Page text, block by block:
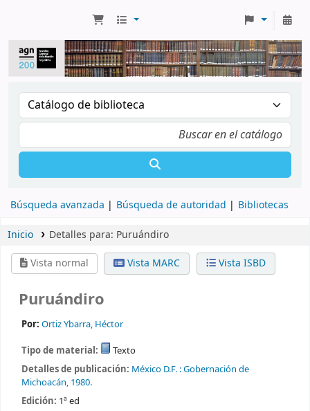
Búsqueda avanzada Búsqueda de autoridad Bibliotecas
Inicio Detalles para: Puruándiro
Vista normal
Vista MARC Vista ISBD
Puruándiro
Por: Ortiz Ybarra, Héctor
Tipo de material:
Texto
Detalles de publicación: México D.F. :Gobernación de
Michoacán, 1980.
Edición: 1ª ed